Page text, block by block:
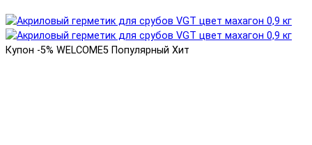
Купон -5% WELCOME5 Популярный Хит